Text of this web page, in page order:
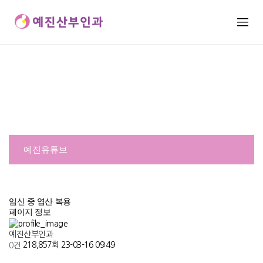
예진유튜브
임신 중 엽산 복용
페이지 정보
예진산부인과
0건 218,857회 23-03-16 09:49